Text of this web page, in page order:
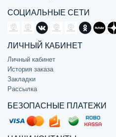
СОЦИАЛЬНЫЕ СЕТИ
ЛИЧНЫЙ КАБИНЕТ
Личный кабинет
История заказа
Закладки
Рассылка
БЕЗОПАСНЫЕ ПЛАТЕЖИ